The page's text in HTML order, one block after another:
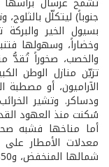
بسيول الخير
وخضاراً، وسهولها
والخصب، صخوراً تُقدُّ
تزيّن منازل الوطن
الآراميون، أو
ودساكر. وتشير
سُكنت منذ العهود
أما مناخها فشبه
شمالها المنخفض، و350ملم في جنوبها وجنوبها الشرقي الشاهق.